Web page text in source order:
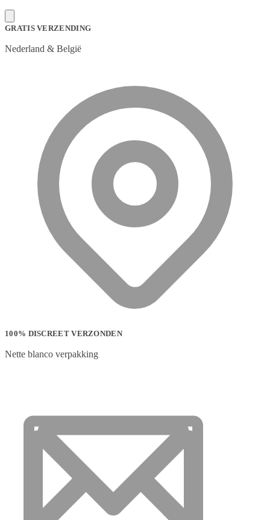
GRATIS VERZENDING
Nederland & België
100% DISCREET VERZONDEN
Nette blanco verpakking